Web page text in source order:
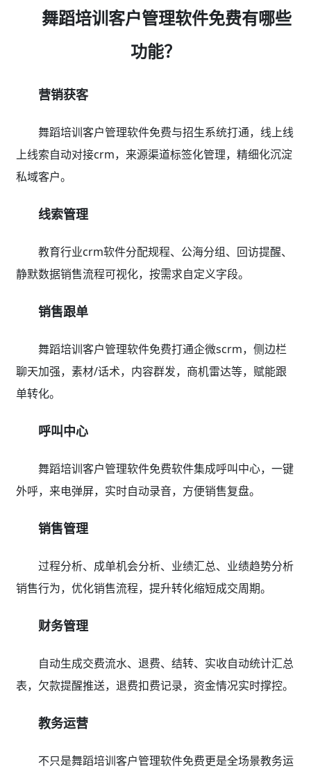
舞蹈培训客户管理软件免费有哪些
功能？
营销获客
舞蹈培训客户管理软件免费与招生系统打通，线上线
上线索自动对接crm，来源渠道标签化管理，精细化沉淀
私域客户。
线索管理
教育行业crm软件分配规程、公海分组、回访提醒、
静默数据销售流程可视化，按需求自定义字段。
销售跟单
舞蹈培训客户管理软件免费打通企微scrm，侧边栏
聊天加强，素材/话术，内容群发，商机雷达等，赋能跟
单转化。
呼叫中心
舞蹈培训客户管理软件免费软件集成呼叫中心，一键
外呼，来电弹屏，实时自动录音，方便销售复盘。
销售管理
过程分析、成单机会分析、业绩汇总、业绩趋势分析
销售行为，优化销售流程，提升转化缩短成交周期。
财务管理
自动生成交费流水、退费、结转、实收自动统计汇总
表，欠款提醒推送，退费扣费记录，资金情况实时撑控。
教务运营
不只是舞蹈培训客户管理软件免费更是全场景教务运